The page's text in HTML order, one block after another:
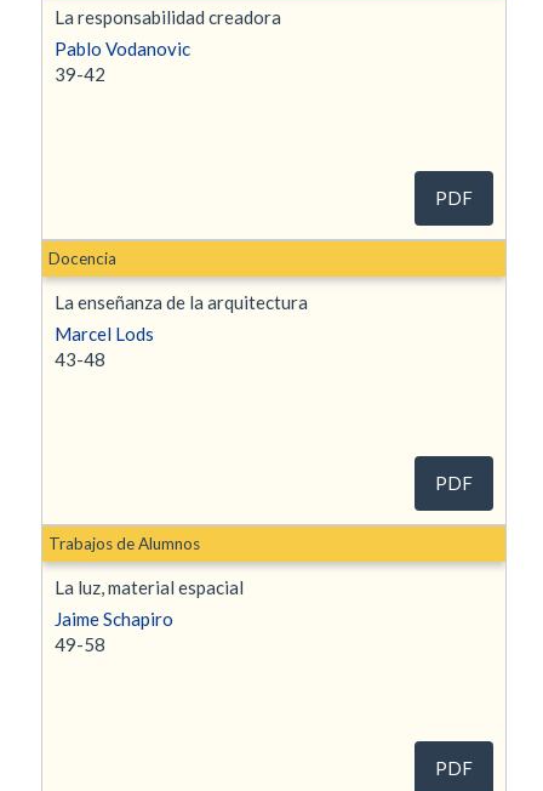
La responsabilidad creadora
Pablo Vodanovic
39-42
PDF
La enseñanza de la arquitectura
Marcel Lods
43-48
Docencia
PDF
La luz, material espacial
Jaime Schapiro
49-58
Trabajos de Alumnos
PDF